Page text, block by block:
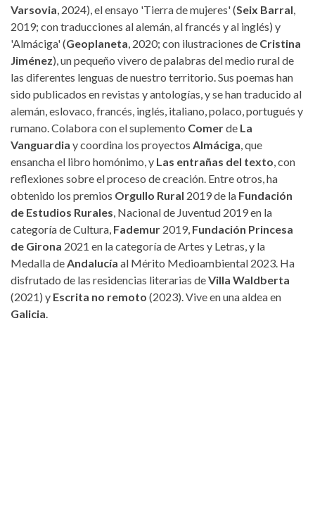
Varsovia , 2024), el ensayo 'Tierra de mujeres' (Seix Barral
2019; con traducciones al alemán, al francés y al inglés) y
'Almáciga' (Geoplaneta , 2020; con ilustraciones de Cristina
Jiménez), un pequeño vivero de palabras del medio rural de
las diferentes lenguas de nuestro territorio. Sus poemas han
sido publicados en revistas y antologías, y se han traducido al
alemán, eslovaco, francés, inglés, italiano, polaco, portugués y
rumano. Colabora con el suplemento Comerde La
Vanguardia y coordina los proyectos Almáciga , que
ensancha el libro homónimo, y Las entrañas del texto , con
reflexiones sobre el proceso de creación. Entre otros, ha
obtenido los premios Orgullo Rural 2019 de la Fundación
de Estudios Rurales , Nacional de Juventud 2019 en la
categoría de Cultura, Fademur 2019, Fundación Princesa
de Girona 2021 en la categoría de Artes y Letras, y la
Medalla de Andalucía al Mérito Medioambiental 2023. Ha
disfrutado de las residencias literarias deVilla Waldberta
(2021) y Escrita no remoto (2023). Vive en una aldea en
Galicia